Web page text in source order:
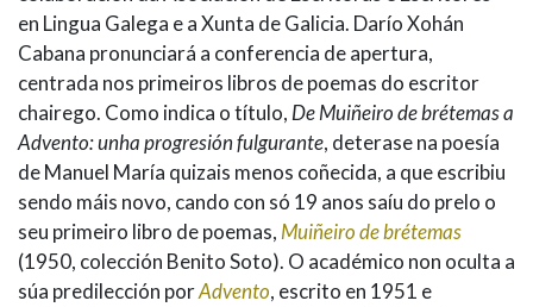
en Lingua Galega e a Xunta de Galicia. Darío Xohán
Cabana pronunciará a conferencia de apertura,
centrada nos primeiros libros de poemas do escritor
chairego. Como indica o título,De Muiñeiro de brétemas a
Advento: unha progresión fulgurante, deterase na poesía
de Manuel María quizais menos coñecida, a que escribiu
sendo máis novo, cando con só 19 anos saíu do prelo o
seu primeiro libro de poemas,Muiñeiro de brétemas
(1950, colección Benito Soto). O académico non oculta a
súa predilección porAdvento, escrito en 1951 e